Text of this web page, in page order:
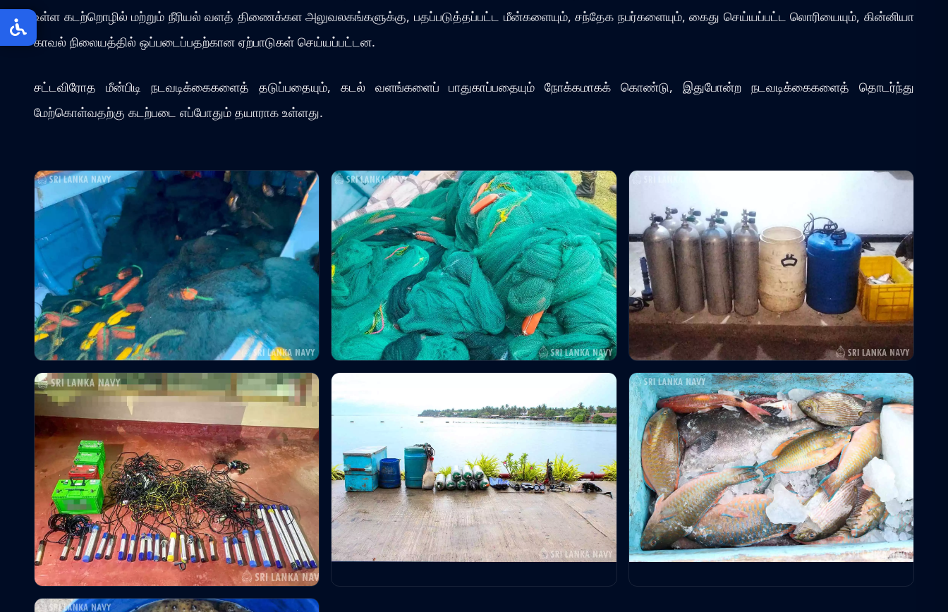
உள்ள கடற்றொழில் மற்றும் நீரியல் வளத் திணைக்கள அலுவலகங்களுக்கு, பதப்படுத்தப்பட்ட மீன்களையும், சந்தேக நபர்களையும், கைது செய்யப்பட்ட லொரியையும், கின்னியா
காவல் நிலையத்தில் ஒப்படைப்பதற்கான ஏற்பாடுகள் செய்யப்பட்டன.
சட்டவிரோத மீன்பிடி நடவடிக்கைகளைத் தடுப்பதையும், கடல் வளங்களைப் பாதுகாப்பதையும் நோக்கமாகக் கொண்டு, இதுபோன்ற நடவடிக்கைகளைத் தொடர்ந்து
மேற்கொள்வதற்கு கடற்படை எப்போதும் தயாராக உள்ளது.